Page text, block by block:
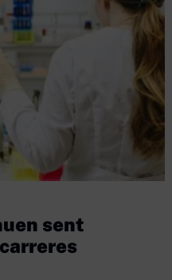
sent